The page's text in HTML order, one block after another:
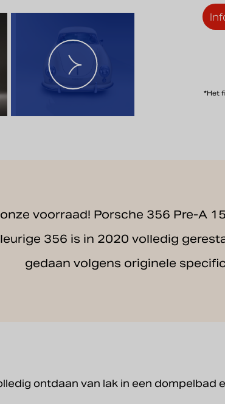
*Het
voorraad! Porsche 356 Pre-A
356 is in 2020 volledig
gedaan volgens originele
ontdaan van lak in een dompelbad